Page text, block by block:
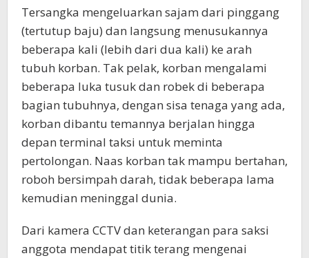
Tersangka mengeluarkan sajam dari pinggang
(tertutup baju) dan langsung menusukannya
beberapa kali (lebih dari dua kali) ke arah
tubuh korban. Tak pelak, korban mengalami
beberapa luka tusuk dan robek di beberapa
bagian tubuhnya, dengan sisa tenaga yang ada,
korban dibantu temannya berjalan hingga
depan terminal taksi untuk meminta
pertolongan. Naas korban tak mampu bertahan,
roboh bersimpah darah, tidak beberapa lama
kemudian meninggal dunia.
Dari kamera CCTV dan keterangan para saksi
anggota mendapat titik terang mengenai